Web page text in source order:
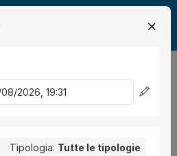
Ordina per
Savona.
Tipologia: Tutte le tipologie